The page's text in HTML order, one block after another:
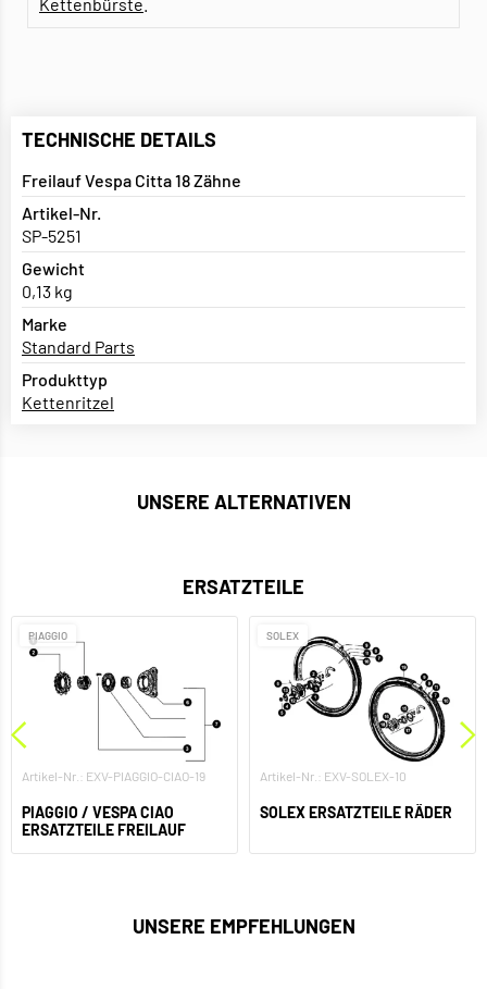
TECHNISCHE DETAILS
Freilauf Vespa Citta 18 Zähne
Artikel-Nr.
SP-5251
Gewicht
0,13 kg
Marke
Standard Parts
Produkttyp
Kettenritzel
UNSERE ALTERNATIVEN
ERSATZTEILE
PIAGGIO
Artikel-Nr.: EXV-PIAGGIO-CIAO-19
PIAGGIO / VESPA CIAO
ERSATZTEILE FREILAUF
SOLEX
Artikel-Nr.: EXV-SOLEX-10
SOLEX ERSATZTEILE RÄDER
UNSERE EMPFEHLUNGEN